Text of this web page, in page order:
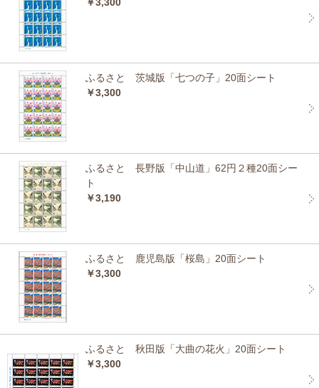
ふるさと 茨城版「七つの子」20面シート
￥3,300
ふるさと 長野版「中山道」62円２種20面シー
ト
￥3,190
ふるさと 鹿児島版「桜島」20面シート
￥3,300
ふるさと 秋田版「大曲の花火」20面シート
￥3,300